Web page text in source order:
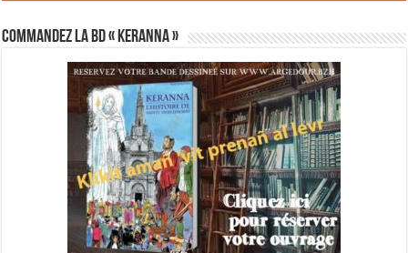
Commandez la BD « Keranna »